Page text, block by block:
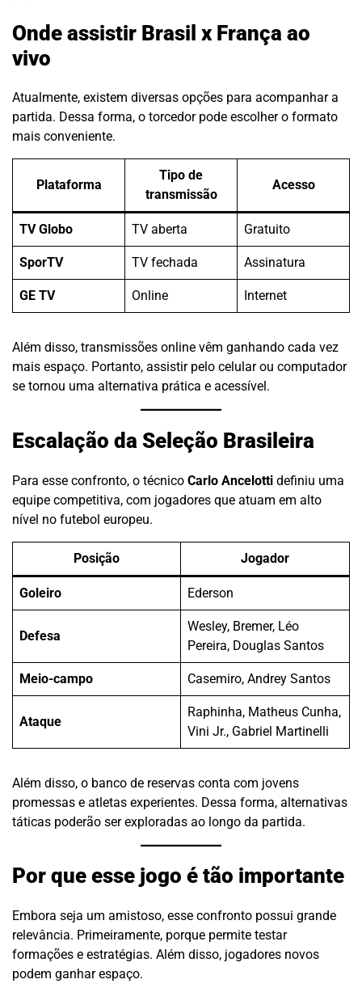
Onde assistir Brasil x França ao
vivo
Atualmente, existem diversas opções para acompanhar a
partida. Dessa forma, o torcedor pode escolher o formato
mais conveniente.
Plataforma
Tipo de
transmissão
Acesso
TV Globo TV aberta Gratuito
SporTV TV fechada Assinatura
GE TV Online Internet
Além disso, transmissões online vêm ganhando cada vez
mais espaço. Portanto, assistir pelo celular ou computador
se tornou uma alternativa prática e acessível.
Escalação da Seleção Brasileira
Para esse confronto, o técnico Carlo Ancelotti definiu uma
equipe competitiva, com jogadores que atuam em alto
nível no futebol europeu.
Posição Jogador
Goleiro Ederson
Defesa
Wesley, Bremer, Léo
Pereira, Douglas Santos
Meio-campo Casemiro, Andrey Santos
Ataque
Raphinha, Matheus Cunha,
Vini Jr., Gabriel Martinelli
Além disso, o banco de reservas conta com jovens
promessas e atletas experientes. Dessa forma, alternativas
táticas poderão ser exploradas ao longo da partida.
Por que esse jogo é tão importante
Embora seja um amistoso, esse confronto possui grande
relevância. Primeiramente, porque permite testar
formações e estratégias. Além disso, jogadores novos
podem ganhar espaço.